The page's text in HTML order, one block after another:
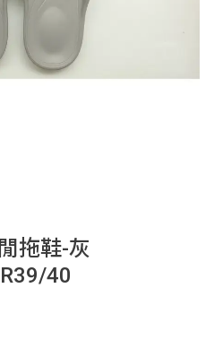
拖鞋-灰
40